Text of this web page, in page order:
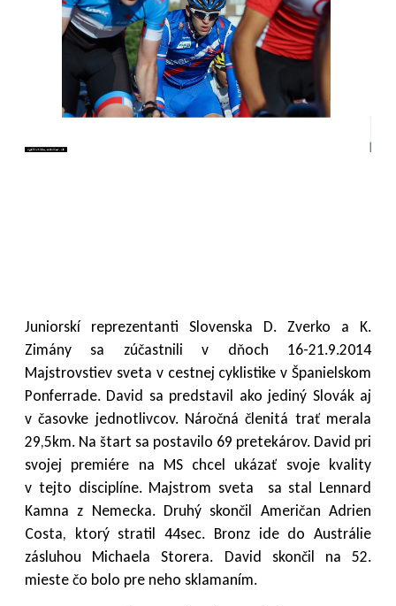
Juniorskí reprezentanti Slovenska D. Zverko a K.
Zimány sa zúčastnili v dňoch 16-21.9.2014
Majstrovstiev sveta v cestnej cyklistike v Španielskom
Ponferrade. David sa predstavil ako jediný Slovák aj
v časovke jednotlivcov. Náročná členitá trať merala
29,5km. Na štart sa postavilo 69 pretekárov. David pri
svojej premiére na MS chcel ukázať svoje kvality
v tejto disciplíne. Majstrom sveta sa stal Lennard
Kamna z Nemecka. Druhý skončil Američan Adrien
Costa, ktorý stratil 44sec. Bronz ide do Austrálie
zásluhou Michaela Storera. David skončil na 52.
mieste čo bolo pre neho sklamaním.